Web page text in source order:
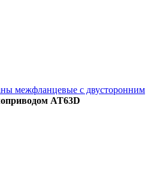
межфланцевые с двусторонним
AT63D